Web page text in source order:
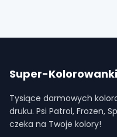
Super-
Tysiące darmowych
druku. Psi Patrol, Frozen,
czeka na Twoje kolory!